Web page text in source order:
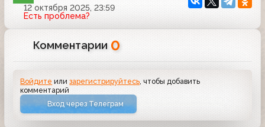
12 октября 2025, 23:59
Есть проблема?
Комментарии 0
Войдите илизарегистрируйтесь , чтобы добавить
комментарий
Вход через Телеграм